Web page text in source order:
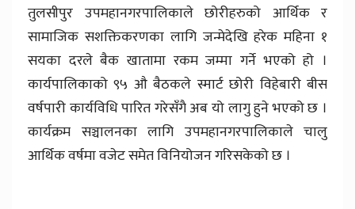
तुलसीपुर उपमहानगरपालिकाले छोरीहरुको आर्थिक र
सामाजिक सशक्तिकरणका लागि जन्मेदेखि हरेक महिना १
सयका दरले बैक खातामा रकम जम्मा गर्ने भएको हो ।
कार्यपालिकाको ९५ औ बैठकले स्मार्ट छोरी विहेबारी बीस
वर्षपारी कार्यविधि पारित गरेसँगै अब यो लागु हुने भएको छ ।
कार्यक्रम सञ्चालनका लागि उपमहानगरपालिकाले चालु
आर्थिक वर्षमा वजेट समेत विनियोजन गरिसकेको छ ।